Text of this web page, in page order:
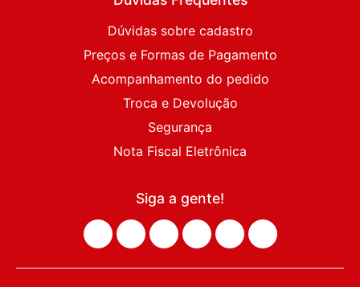
Dúvidas sobre cadastro
Preços e Formas de Pagamento
Acompanhamento do pedido
Troca e Devolução
Segurança
Nota Fiscal Eletrônica
Siga a gente!